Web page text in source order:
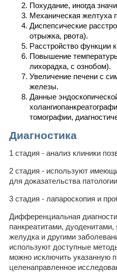
Похудание, иногда
Механическая желтуха
Диспепсические
отрыжка, рвота).
Расстройство функции
Повышение
лихорадка, с ознобом).
Увеличение печени с
железы.
Данные
томографии,
Диагностика
1 стадия - анализ клиники
2 стадия - используют
для доказательства
3 стадия - лапароскопия и
Дифференциальная
панкреатитами,
желудка и другими
используют доступные
можно исключить указанную
целенаправленное